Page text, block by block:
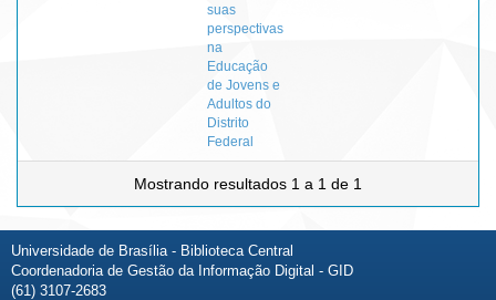
suas
perspectivas
na
Educação
de Jovens e
Adultos do
Distrito
Federal
Mostrando resultados 1 a 1 de 1
Universidade de Brasília - Biblioteca Central
Coordenadoria de Gestão da Informação Digital - GID
(61) 3107-2683